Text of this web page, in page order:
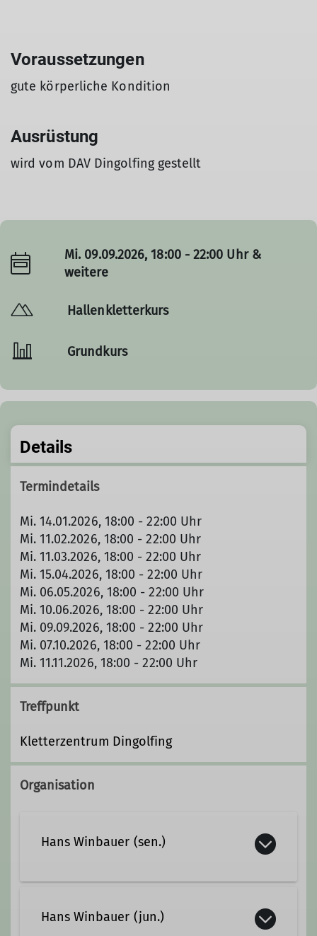
Voraussetzungen
gute körperliche Kondition
Ausrüstung
wird vom DAV Dingolfing gestellt
Mi. 09.09.2026, 18:00 - 22:00 Uhr &
weitere
Hallenkletterkurs
Grundkurs
Details
Termindetails
Mi. 14.01.2026, 18:00 - 22:00 Uhr
Mi. 11.02.2026, 18:00 - 22:00 Uhr
Mi. 11.03.2026, 18:00 - 22:00 Uhr
Mi. 15.04.2026, 18:00 - 22:00 Uhr
Mi. 06.05.2026, 18:00 - 22:00 Uhr
Mi. 10.06.2026, 18:00 - 22:00 Uhr
Mi. 09.09.2026, 18:00 - 22:00 Uhr
Mi. 07.10.2026, 18:00 - 22:00 Uhr
Mi. 11.11.2026, 18:00 - 22:00 Uhr
Treffpunkt
Kletterzentrum Dingolfing
Organisation
Hans Winbauer (sen.)
Hans Winbauer (jun.)